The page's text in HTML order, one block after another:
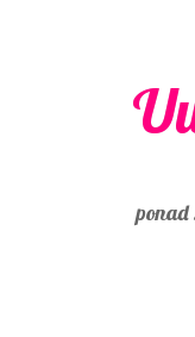
ponad